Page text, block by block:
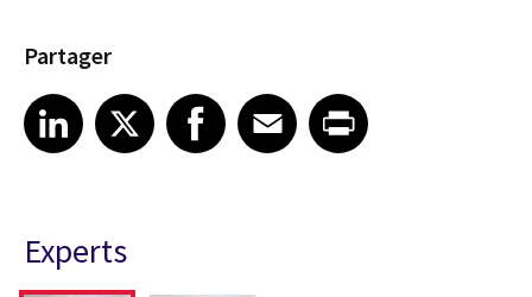
Partager
Share on LinkedIn
LinkedIn
Share on X Share on Facebook
Facebook
Share on EmailEmailShare on Print
Experts